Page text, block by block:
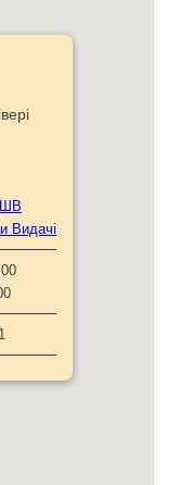
Видачі